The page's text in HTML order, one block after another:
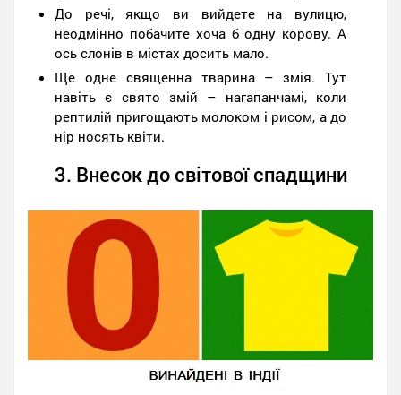
До речі, якщо ви вийдете на вулицю,
неодмінно побачите хоча б одну корову. А
ось слонів в містах досить мало.
Ще одне священна тварина – змія. Тут
навіть є свято змій – нагапанчамі, коли
рептилій пригощають молоком і рисом, а до
нір носять квіти.
3. Внесок до світової спадщини